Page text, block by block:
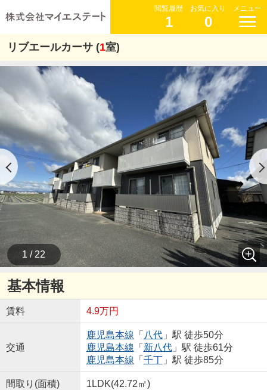
閲覧履歴
1
お気に入り
0
メニュー
リブエールカーサ (1室)
1 / 22
基本情報
賃料 4.9万円
交通
鹿児島本線 「 八代」駅 徒歩50分
鹿児島本線 「 新八代」駅 徒歩61分
鹿児島本線 「 千丁」駅 徒歩85分
間取り(面積) 1LDK(42.72㎡)